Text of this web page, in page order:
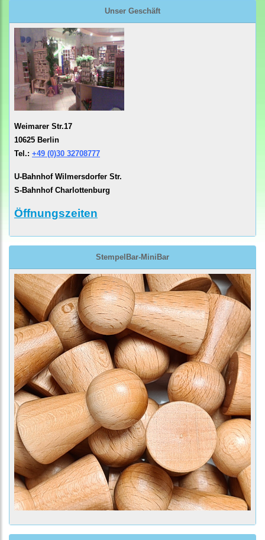
Unser Geschäft
Weimarer Str.17
10625 Berlin
Tel.: +49 (0)30 32708777
U-Bahnhof Wilmersdorfer Str.
S-Bahnhof Charlottenburg
Öffnungszeiten
StempelBar-MiniBar